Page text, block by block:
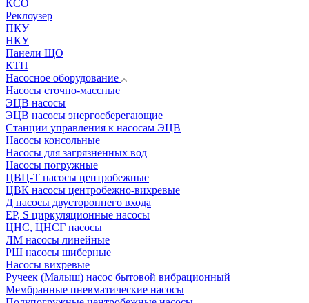
КСО
Реклоузер
ПКУ
НКУ
Панели ЩО
КТП
Насосное оборудование
Насосы сточно-массные
ЭЦВ насосы
ЭЦВ насосы энергосберегающие
Станции управления к насосам ЭЦВ
Насосы консольные
Насосы для загрязненных вод
Насосы погружные
ЦВЦ-Т насосы центробежные
ЦВК насосы центробежно-вихревые
Д насосы двустороннего входа
EP, S циркуляционные насосы
ЦНС, ЦНСГ насосы
ЛМ насосы линейные
РШ насосы шиберные
Насосы вихревые
Ручеек (Малыш) насос бытовой вибрационный
Мембранные пневматические насосы